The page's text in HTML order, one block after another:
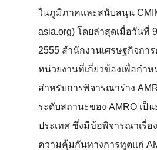
ในภูมิภาคและสนับสนุน
asia.org) โดยล่าสุดเมื่อวันที่
2555 สำนักงานเศรษฐกิจกา
หน่วยงานที่เกี่ยวข้องเพื่อกำ
สำหรับการพิจารณาร่าง
ระดับสถานะของ AMRO เป็
ประเทศ ซึ่งมีข้อพิจารณาเรื่อ
ความคุ้มกันทางการทูตแก่